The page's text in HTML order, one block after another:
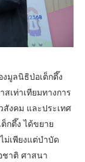
มูลนิธิป่อเต็กตึ๊ง
สเท่าเทียมทางการ
สังคม และประเทศ
กตึ๊ง ได้ขยาย
ม่เพียงแต่บำบัด
ชาติ ศาสนา